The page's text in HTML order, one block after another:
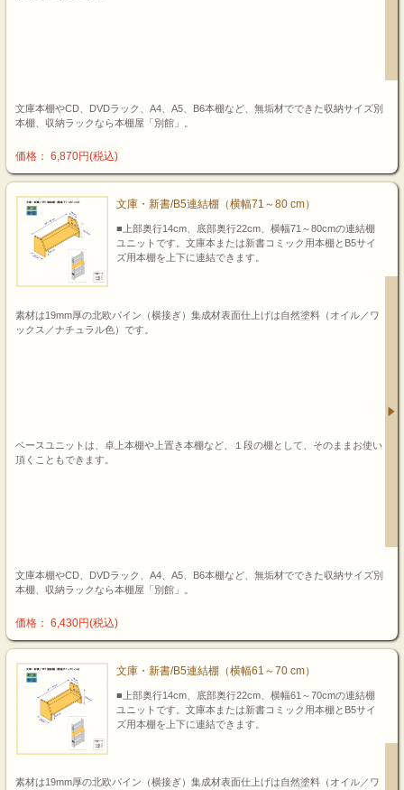
文庫本棚やCD、DVDラック、A4、A5、B6本棚など、無垢材でできた収納サイズ別
本棚、収納ラックなら本棚屋「別館」。
価格： 6,870円(税込)
文庫・新書/B5連結棚（横幅71～80 cm）
■上部奥行14cm、底部奥行22cm、横幅71～80cmの連結棚
ユニットです。文庫本または新書コミック用本棚とB5サイ
ズ用本棚を上下に連結できます。
素材は19mm厚の北欧パイン（横接ぎ）集成材表面仕上げは自然塗料（オイル／ワ
ックス／ナチュラル色）です。
ベースユニットは、卓上本棚や上置き本棚など、１段の棚として、そのままお使い
頂くこともできます。
文庫本棚やCD、DVDラック、A4、A5、B6本棚など、無垢材でできた収納サイズ別
本棚、収納ラックなら本棚屋「別館」。
価格： 6,430円(税込)
文庫・新書/B5連結棚（横幅61～70 cm）
■上部奥行14cm、底部奥行22cm、横幅61～70cmの連結棚
ユニットです。文庫本または新書コミック用本棚とB5サイ
ズ用本棚を上下に連結できます。
素材は19mm厚の北欧パイン（横接ぎ）集成材表面仕上げは自然塗料（オイル／ワ